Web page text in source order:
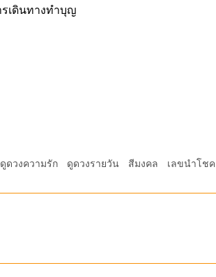
รเดินทางทำบุญ
ดูดวงความรัก ดูดวงรายวัน สีมงคล เลขนำโชค